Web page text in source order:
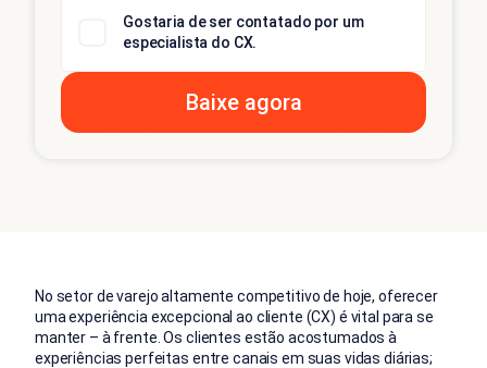
Gostaria de ser contatado por um
especialista do CX.
No setor de varejo altamente competitivo de hoje, oferecer
uma experiência excepcional ao cliente (CX) é vital para se
manter – à frente. Os clientes estão acostumados à
experiências perfeitas entre canais em suas vidas diárias;